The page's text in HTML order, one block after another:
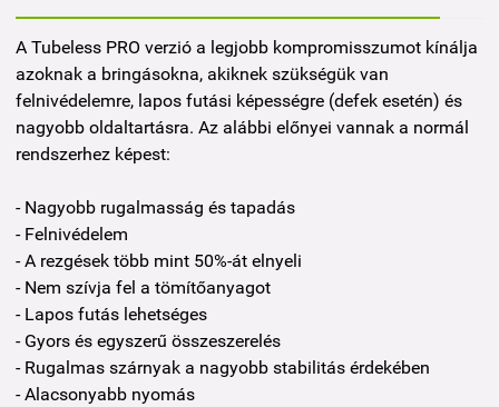
A Tubeless PRO verzió a legjobb kompromisszumot kínálja
azoknak a bringásokna, akiknek szükségük van
felnivédelemre, lapos futási képességre (defek esetén) és
nagyobb oldaltartásra. Az alábbi előnyei vannak a normál
rendszerhez képest:
- Nagyobb rugalmasság és tapadás
- Felnivédelem
- A rezgések több mint 50%-át elnyeli
- Nem szívja fel a tömítőanyagot
- Lapos futás lehetséges
- Gyors és egyszerű összeszerelés
- Rugalmas szárnyak a nagyobb stabilitás érdekében
- Alacsonyabb nyomás